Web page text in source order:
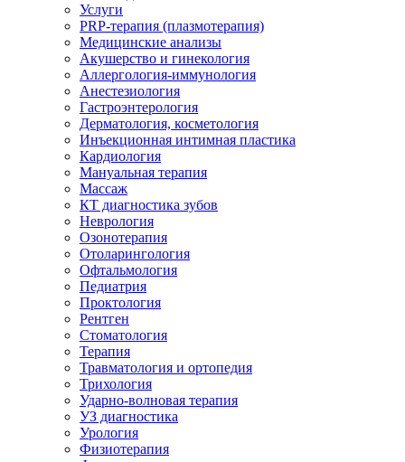
Услуги
PRP-терапия (плазмотерапия)
Медицинские анализы
Акушерство и гинекология
Аллергология-иммунология
Анестезиология
Гастроэнтерология
Дерматология, косметология
Инъекционная интимная пластика
Кардиология
Мануальная терапия
Массаж
КТ диагностика зубов
Неврология
Озонотерапия
Отоларингология
Офтальмология
Педиатрия
Проктология
Рентген
Стоматология
Терапия
Травматология и ортопедия
Трихология
Ударно-волновая терапия
УЗ диагностика
Урология
Физиотерапия